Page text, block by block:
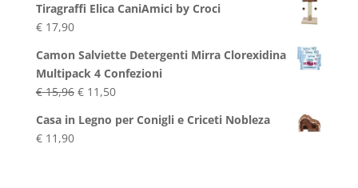
Tiragraffi Elica CaniAmici by Croci
€17,90
Camon Salviette Detergenti Mirra Clorexidina
Multipack 4 Confezioni
€15,96 Il
originale
€11,50Il
attuale
Casa in Legno per Conigli e Criceti Nobleza
€11,90